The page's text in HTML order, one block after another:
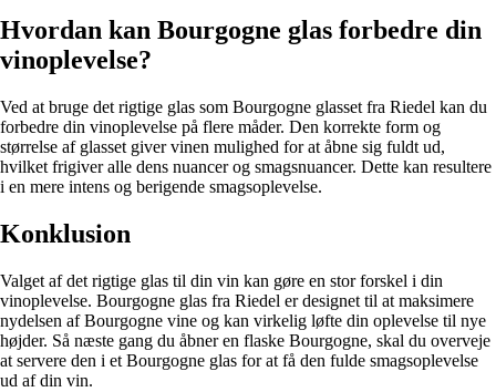
Hvordan kan Bourgogne glas forbedre din
vinoplevelse?
Ved at bruge det rigtige glas som Bourgogne glasset fra Riedel kan du
forbedre din vinoplevelse på flere måder. Den korrekte form og
størrelse af glasset giver vinen mulighed for at åbne sig fuldt ud,
hvilket frigiver alle dens nuancer og smagsnuancer. Dette kan resultere
i en mere intens og berigende smagsoplevelse.
Konklusion
Valget af det rigtige glas til din vin kan gøre en stor forskel i din
vinoplevelse. Bourgogne glas fra Riedel er designet til at maksimere
nydelsen af Bourgogne vine og kan virkelig løfte din oplevelse til nye
højder. Så næste gang du åbner en flaske Bourgogne, skal du overveje
at servere den i et Bourgogne glas for at få den fulde smagsoplevelse
ud af din vin.